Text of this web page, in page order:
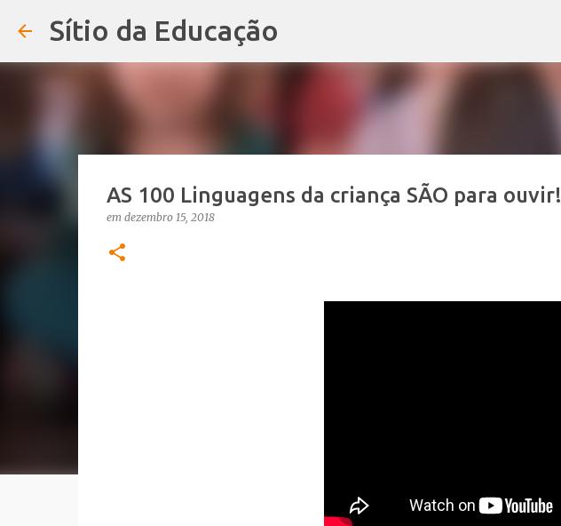
Sítio da Educação
AS 100 Linguagens da criança SÃO para ouvir!
em dezembro 15, 2018